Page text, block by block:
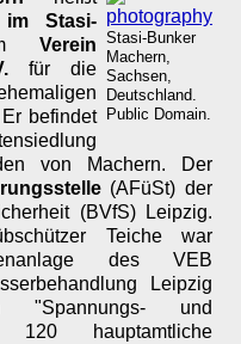
Stasi-Bunker
Machern,
Sachsen,
Deutschland.
Public Domain.
im Stasi-
Verein
für die
befindet
von Machern. Der
(AFüSt) der
(BVfS) Leipzig.
Teiche war
des VEB
Leipzig
"Spannungs- und
120 hauptamtliche